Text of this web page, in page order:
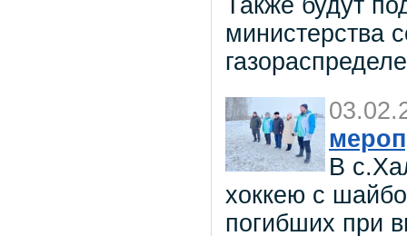
Также будут
министерства
В
хоккею с
погибших при